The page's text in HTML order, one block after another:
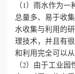
（1）雨水作为
总量多、易于收
水收集与利用的
理技术，并且有
和利用完全可以
（2）由于工业